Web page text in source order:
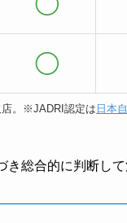
店。※JADRI認定は 日本
総合的に判断して